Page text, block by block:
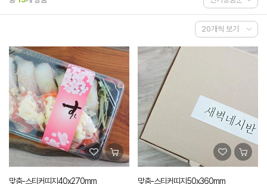
맞춤-스티커띠지40x270mm 맞춤-스티커띠지50x360mm